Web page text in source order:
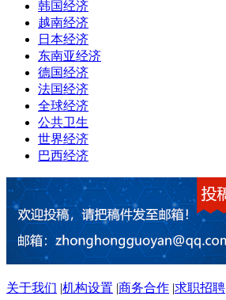
韩国经济
越南经济
日本经济
东南亚经济
德国经济
法国经济
全球经济
公共卫生
世界经济
巴西经济
关于我们 |机构设置 |商务合作 |求职招聘